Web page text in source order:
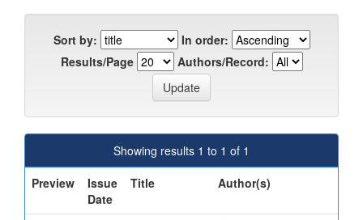
Sort by:
In order:
Results/Page
Authors/Record:
Showing results 1 to 1 of 1
Preview
Issue
Date
Title Author(s)